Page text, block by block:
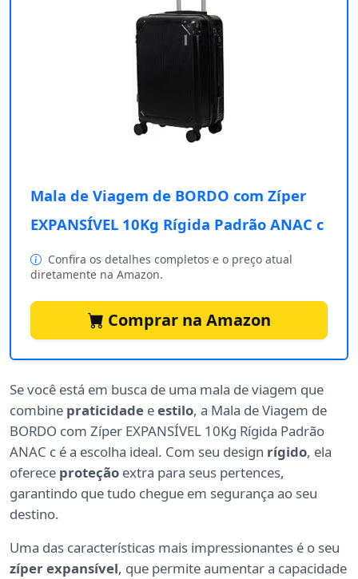
Mala de Viagem de BORDO com Zíper
EXPANSÍVEL 10Kg Rígida Padrão ANAC c
Confira os detalhes completos e o preço atual
diretamente na Amazon.
Comprar na Amazon
Se você está em busca de uma mala de viagem que
combine praticidade eestilo, a Mala de Viagem de
BORDO com Zíper EXPANSÍVEL 10Kg Rígida Padrão
ANAC c é a escolha ideal. Com seu design rígido, ela
oferece proteção extra para seus pertences,
garantindo que tudo chegue em segurança ao seu
destino.
Uma das características mais impressionantes é o seu
zíper expansível, que permite aumentar a capacidade